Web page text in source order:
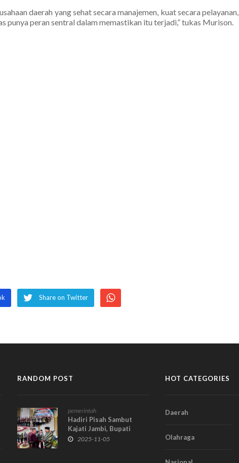
daerah yang sehat secara manajemen, kuat secara pelayanan,
punya peran sentral dalam memastikan itu terjadi,” tukas Murison.
Share on Twitter
RANDOM POST
pemerintah
Hadiri Pisah Sambut
Kajati Jambi, Bupati
Monadi Dorong
2025-11-05
HOT CATEGORIES
Daerah
Olahraga